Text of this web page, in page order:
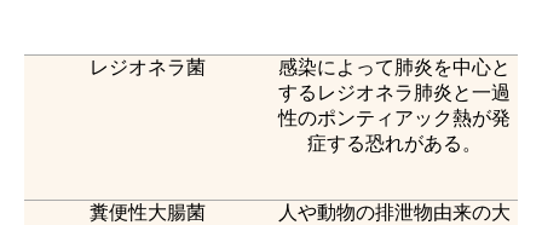
レジオネラ菌
感染によって肺炎を中心と
するレジオネラ肺炎と一過
性のポンティアック熱が発
症する恐れがある。
糞便性大腸菌
人や動物の排泄物由来の大